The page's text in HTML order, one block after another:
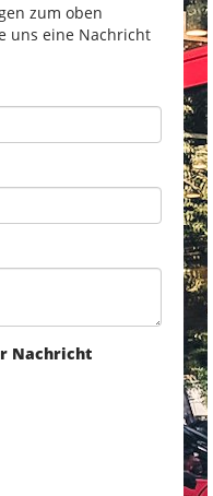
zum oben
uns eine Nachricht
Nachricht